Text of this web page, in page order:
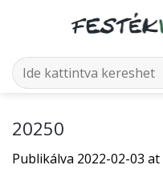
Keresés
a
20250
Publikálva 2022-02-03 at